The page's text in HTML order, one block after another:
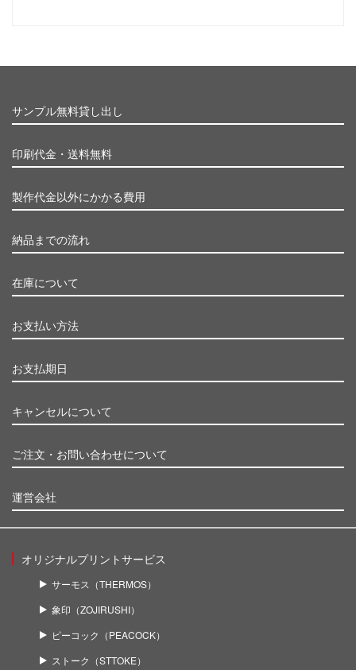
サンプル無料貸し出し
印刷代金・送料無料
製作代金以外にかかる費用
納品までの流れ
在庫について
お支払い方法
お支払期日
キャンセルについて
ご注文・お問い合わせについて
運営会社
オリジナルプリントサービス
サーモス（THERMOS）
象印（ZOJIRUSHI）
ピーコック（PEACOCK）
ストーク（STTOKE）